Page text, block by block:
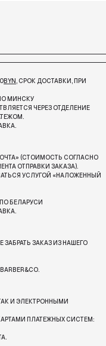
BYN, СРОК ДОСТАВКИ, ПРИ
МИНСКУ
ЧЕРЕЗ ОТДЕЛЕНИЕ
(СТОИМОСТЬ СОГЛАСНО
ОТПРАВКИ ЗАКАЗА).
УСЛУГОЙ «НАЛОЖЕННЫЙ
БЕЛАРУСИ
ЗАКАЗ ИЗ НАШЕГО
И ЭЛЕКТРОННЫМИ
ПЛАТЕЖНЫХ СИСТЕМ: